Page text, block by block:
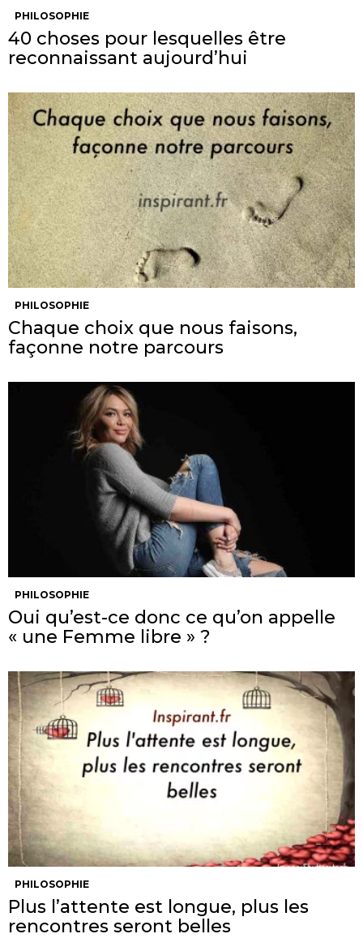
PHILOSOPHIE
40 choses pour lesquelles être
reconnaissant aujourd’hui
PHILOSOPHIE
Chaque choix que nous faisons,
façonne notre parcours
PHILOSOPHIE
Oui qu’est-ce donc ce qu’on appelle
« une Femme libre » ?
PHILOSOPHIE
Plus l’attente est longue, plus les
rencontres seront belles